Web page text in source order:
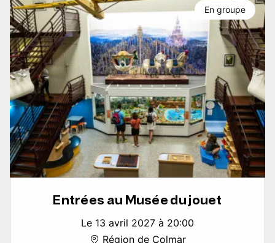
Entrées au Musée du jouet
Le 13 avril 2027 à 20:00
Région de Colmar
En groupe